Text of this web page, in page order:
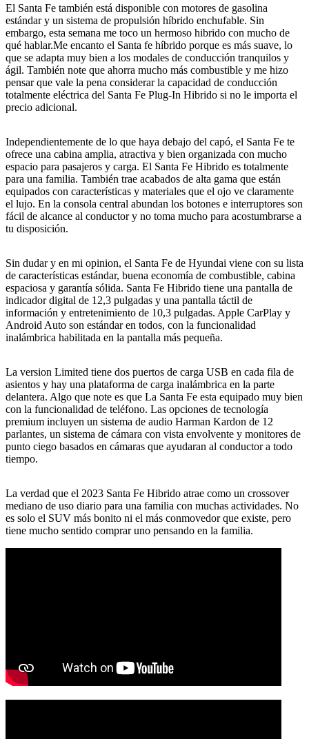
El Santa Fe también está disponible con motores de gasolina
estándar y un sistema de propulsión híbrido enchufable. Sin
embargo, esta semana me toco un hermoso hibrido con mucho de
qué hablar.Me encanto el Santa fe híbrido porque es más suave, lo
que se adapta muy bien a los modales de conducción tranquilos y
ágil. También note que ahorra mucho más combustible y me hizo
pensar que vale la pena considerar la capacidad de conducción
totalmente eléctrica del Santa Fe Plug-In Hibrido si no le importa el
precio adicional.
Independientemente de lo que haya debajo del capó, el Santa Fe te
ofrece una cabina amplia, atractiva y bien organizada con mucho
espacio para pasajeros y carga. El Santa Fe Hibrido es totalmente
para una familia. También trae acabados de alta gama que están
equipados con características y materiales que el ojo ve claramente
el lujo. En la consola central abundan los botones e interruptores son
fácil de alcance al conductor y no toma mucho para acostumbrarse a
tu disposición.
Sin dudar y en mi opinion, el Santa Fe de Hyundai viene con su lista
de características estándar, buena economía de combustible, cabina
espaciosa y garantía sólida. Santa Fe Hibrido tiene una pantalla de
indicador digital de 12,3 pulgadas y una pantalla táctil de
información y entretenimiento de 10,3 pulgadas. Apple CarPlay y
Android Auto son estándar en todos, con la funcionalidad
inalámbrica habilitada en la pantalla más pequeña.
La version Limited tiene dos puertos de carga USB en cada fila de
asientos y hay una plataforma de carga inalámbrica en la parte
delantera. Algo que note es que La Santa Fe esta equipado muy bien
con la funcionalidad de teléfono. Las opciones de tecnología
premium incluyen un sistema de audio Harman Kardon de 12
parlantes, un sistema de cámara con vista envolvente y monitores de
punto ciego basados ​​en cámaras que ayudaran al conductor a todo
tiempo.
La verdad que el 2023 Santa Fe Hibrido atrae como un crossover
mediano de uso diario para una familia con muchas actividades. No
es solo el SUV más bonito ni el más conmovedor que existe, pero
tiene mucho sentido comprar uno pensando en la familia.